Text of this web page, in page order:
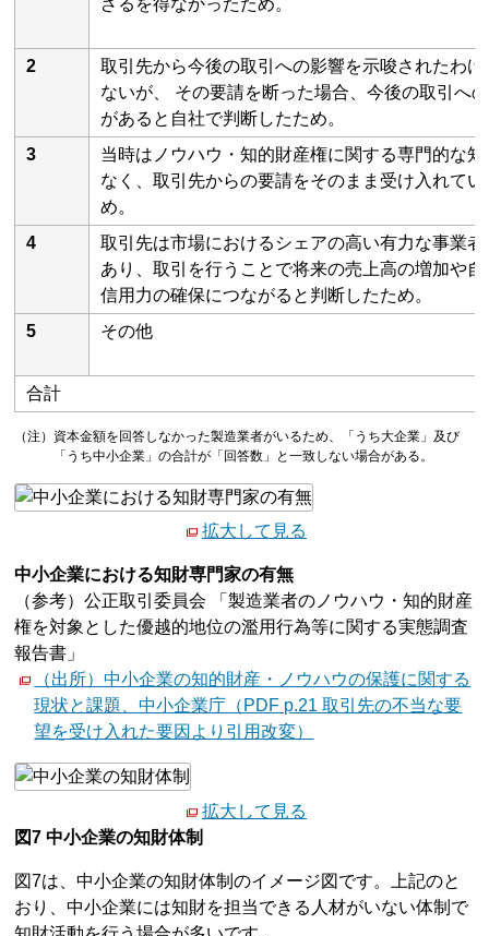
2
取引先から今後の取引への影響を示唆されたわけ
ないが、 その要請を断った場合、今後の取引へ
があると自社で判断したため。
3
当時はノウハウ・知的財産権に関する専門的な知
なく、取引先からの要請をそのまま受け入れてい
め。
4
取引先は市場におけるシェアの高い有力な事業者
あり、取引を行うことで将来の売上高の増加や自
信用力の確保につながると判断したため。
5
その他
合計
（注）資本金額を回答しなかった製造業者がいるため、「うち大企業」及び
「うち中小企業」の合計が「回答数」と一致しない場合がある。
拡大して見る
中小企業における知財専門家の有無
（参考）公正取引委員会 「製造業者のノウハウ・知的財産
権を対象とした優越的地位の濫用行為等に関する実態調査
報告書」
（出所）中小企業の知的財産・ノウハウの保護に関する
現状と課題、中小企業庁（PDF p.21 取引先の不当な要
望を受け入れた要因より引用改変）
拡大して見る
図7 中小企業の知財体制
図7は、中小企業の知財体制のイメージ図です。上記のと
おり、中小企業には知財を担当できる人材がいない体制で